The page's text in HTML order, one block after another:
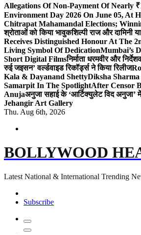
Allegations Of Non-Payment Of
Environment Day 2026 On June 05, At
Chitrapat Mahamandal Elections;
श्रोताओं को किया भावुकशिल्पी राज और दामिनी
Receives Distinguished Honour At The
Living Symbol Of DedicationMumbai’s
Short Digital Filmsनिर्माता धरमवीर और
रुई जइसन’ वर्ल्डवाइड रिकॉर्ड्स ने किया रिलीज
Kala & Dayanand ShettyDiksha
Samarpit In The SpotlightAfter Censor
Anujaअनुजा सहाई के ‘आर्टिक्युलेट विद अनुजा’
Jehangir Art Gallery
Thu. Aug 6th, 2026
BOLLYWOOD
Latest National & International Trending
Subscribe